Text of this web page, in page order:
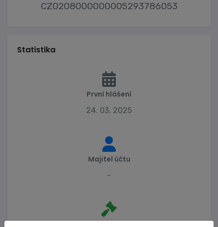
CZ0208000000005293786053
Statistika
První hlášení
24. 03. 2025
Majitel účtu
-